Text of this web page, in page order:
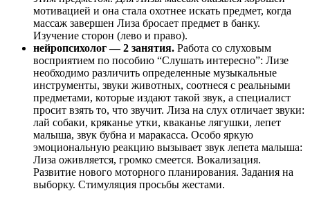
мотивацией и она стала охотнее искать предмет, когда
массаж завершен Лиза бросает предмет в банку.
Изучение сторон (лево и право).
нейропсихолог — 2 занятия. Работа со слуховым
восприятием по пособию “Слушать интересно”: Лизе
необходимо различить определенные музыкальные
инструменты, звуки животных, соотнеся с реальными
предметами, которые издают такой звук, а специалист
просит взять то, что звучит. Лиза на слух отличает звуки:
лай собаки, кряканье утки, кваканье лягушки, лепет
малыша, звук бубна и маракасса. Особо яркую
эмоциональную реакцию вызывает звук лепета малыша:
Лиза оживляется, громко смеется. Вокализация.
Развитие нового моторного планирования. Задания на
выборку. Стимуляция просьбы жестами.